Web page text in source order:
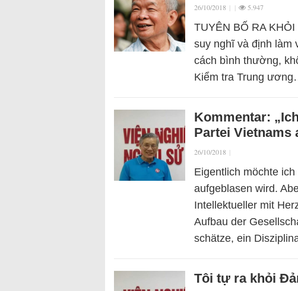
26/10/2018 | | 5.947
TUYÊN BỐ RA
suy nghĩ và định làm
cách bình thường,
Kiểm tra Trung
Kommentar:
Partei Vietnams
26/10/2018 |
Eigentlich möchte
aufgeblasen wird.
Intellektueller mit
Aufbau der
schätze, ein
Tôi tự ra khỏi